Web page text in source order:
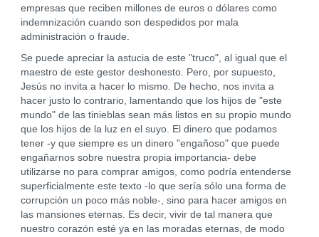
empresas que reciben millones de euros o dólares como
indemnización cuando son despedidos por mala
administración o fraude.
Se puede apreciar la astucia de este "truco", al igual que el
maestro de este gestor deshonesto. Pero, por supuesto,
Jesús no invita a hacer lo mismo. De hecho, nos invita a
hacer justo lo contrario, lamentando que los hijos de "este
mundo" de las tinieblas sean más listos en su propio mundo
que los hijos de la luz en el suyo. El dinero que podamos
tener -y que siempre es un dinero "engañoso" que puede
engañarnos sobre nuestra propia importancia- debe
utilizarse no para comprar amigos, como podría entenderse
superficialmente este texto -lo que sería sólo una forma de
corrupción un poco más noble-, sino para hacer amigos en
las mansiones eternas. Es decir, vivir de tal manera que
nuestro corazón esté ya en las moradas eternas, de modo